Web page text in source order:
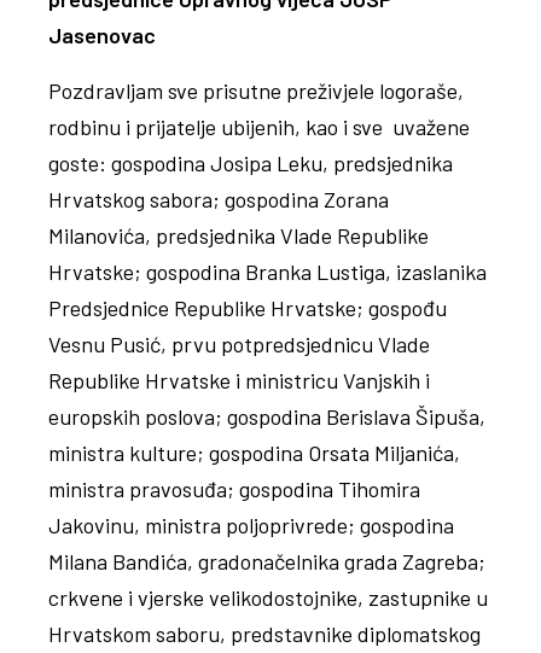
Jasenovac
Pozdravljam sve prisutne preživjele logoraše,
rodbinu i prijatelje ubijenih, kao i sve uvažene
goste: gospodina Josipa Leku, predsjednika
Hrvatskog sabora; gospodina Zorana
Milanovića, predsjednika Vlade Republike
Hrvatske; gospodina Branka Lustiga, izaslanika
Predsjednice Republike Hrvatske; gospođu
Vesnu Pusić, prvu potpredsjednicu Vlade
Republike Hrvatske i ministricu Vanjskih i
europskih poslova; gospodina Berislava Šipuša,
ministra kulture; gospodina Orsata Miljanića,
ministra pravosuđa; gospodina Tihomira
Jakovinu, ministra poljoprivrede; gospodina
Milana Bandića, gradonačelnika grada Zagreba;
crkvene i vjerske velikodostojnike, zastupnike u
Hrvatskom saboru, predstavnike diplomatskog